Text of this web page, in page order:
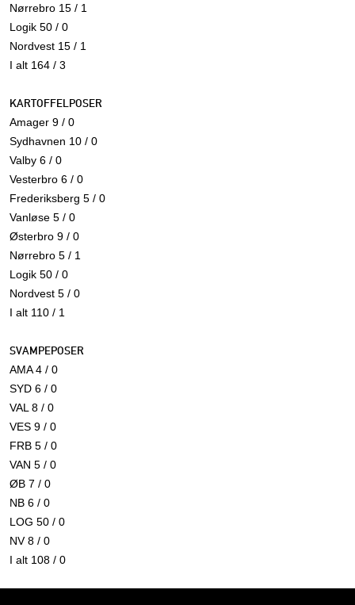
Nørrebro 15 / 1
Logik 50 / 0
Nordvest 15 / 1
I alt 164 / 3
KARTOFFELPOSER
Amager 9 / 0
Sydhavnen 10 / 0
Valby 6 / 0
Vesterbro 6 / 0
Frederiksberg 5 / 0
Vanløse 5 / 0
Østerbro 9 / 0
Nørrebro 5 / 1
Logik 50 / 0
Nordvest 5 / 0
I alt 110 / 1
SVAMPEPOSER
AMA 4 / 0
SYD 6 / 0
VAL 8 / 0
VES 9 / 0
FRB 5 / 0
VAN 5 / 0
ØB 7 / 0
NB 6 / 0
LOG 50 / 0
NV 8 / 0
I alt 108 / 0